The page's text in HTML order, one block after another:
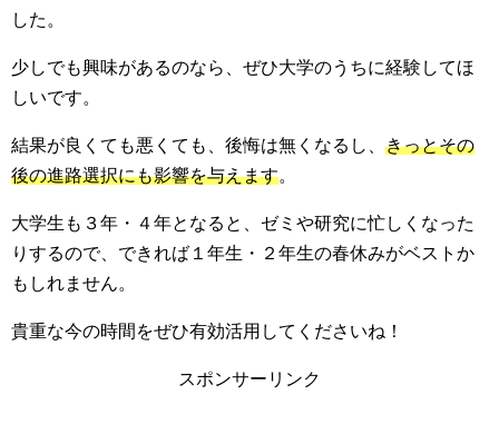
した。
少しでも興味があるのなら、ぜひ大学のうちに経験してほ
しいです。
結果が良くても悪くても、後悔は無くなるし、 きっとその
後の進路選択にも影響を与えます。
大学生も３年・４年となると、ゼミや研究に忙しくなった
りするので、できれば１年生・２年生の春休みがベストか
もしれません。
貴重な今の時間をぜひ有効活用してくださいね！
スポンサーリンク